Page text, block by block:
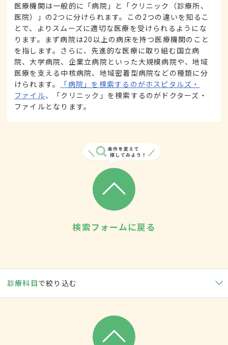
医療機関は一般的に「病院」と「クリニック（診療所、
医院）」の2つに分けられます。この2つの違いを知るこ
とで、よりスムーズに適切な医療を受けられるようにな
ります。まず病院は20以上の病床を持つ医療機関のこと
を指します。さらに、先進的な医療に取り組む国立病
院、大学病院、企業立病院といった大規模病院や、地域
医療を支える中核病院、地域密着型病院などの種類に分
けられます。
「病院」を検索するのがホスピタルズ・
ファイル、「クリニック」を検索するのがドクターズ・
ファイルとなります。
検索フォームに戻る
診療科目で絞り込む